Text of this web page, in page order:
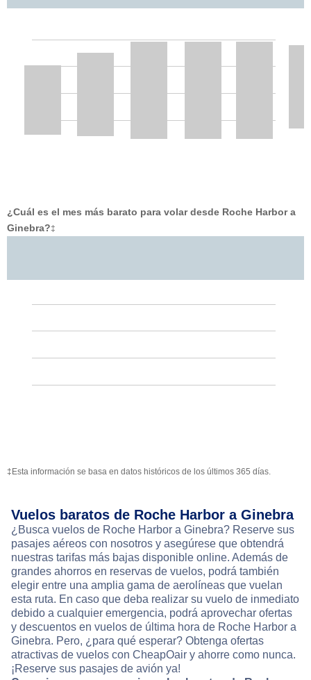
¿Cuál es el mes más barato para volar desde Roche Harbor a
Ginebra?‡
‡Esta información se basa en datos históricos de los últimos 365 días.
Vuelos baratos de Roche Harbor a Ginebra
¿Busca vuelos de Roche Harbor a Ginebra? Reserve sus
pasajes aéreos con nosotros y asegúrese que obtendrá
nuestras tarifas más bajas disponible online. Además de
grandes ahorros en reservas de vuelos, podrá también
elegir entre una amplia gama de aerolíneas que vuelan
esta ruta. En caso que deba realizar su vuelo de inmediato
debido a cualquier emergencia, podrá aprovechar ofertas
y descuentos en vuelos de última hora de Roche Harbor a
Ginebra. Pero, ¿para qué esperar? Obtenga ofertas
atractivas de vuelos con CheapOair y ahorre como nunca.
¡Reserve sus pasajes de avión ya!